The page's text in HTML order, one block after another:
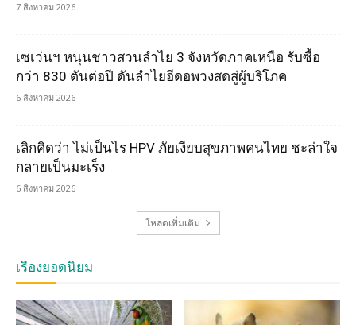
7 สิงหาคม 2026
เซเว่นฯ หนุนชาวสวนลำไย 3 จังหวัดภาคเหนือ รับซื้อ
กว่า 830 ตันต่อปี ดันลำไยอีดอพวงสดสู่ผู้บริโภค
6 สิงหาคม 2026
เลิกคิดว่า ไม่เป็นไร HPV ภัยเงียบสุขภาพคนไทย ชะล่าใจ
กลายเป็นมะเร็ง
6 สิงหาคม 2026
โหลดเพิ่มเติม
เรื่องยอดนิยม